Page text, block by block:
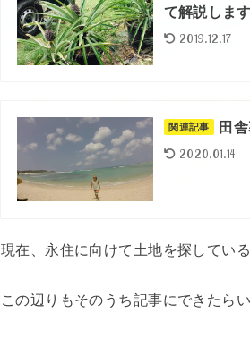
て解説します
2019.12.17
関連記事 田
2020.01.14
現在、永住に向けて土地を探してい
この辺りもそのうち記事にできたら